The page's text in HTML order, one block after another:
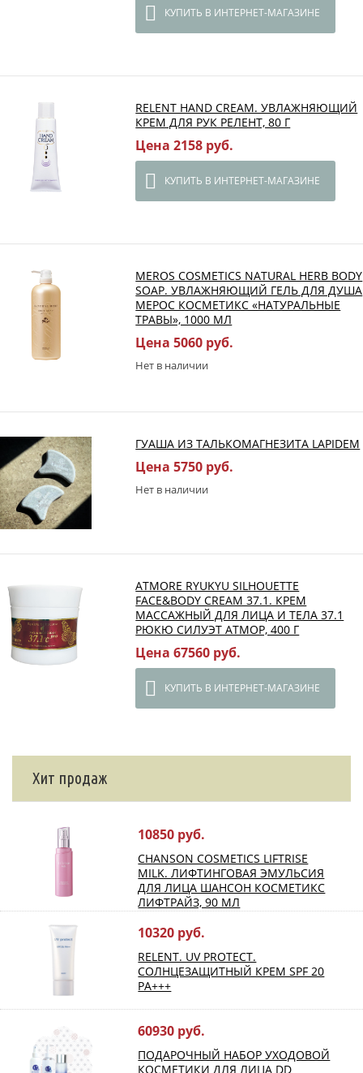
КУПИТЬ В ИНТЕРНЕТ-МАГАЗИНЕ
RELENT HAND CREAM. УВЛАЖНЯЮЩИЙ
КРЕМ ДЛЯ РУК РЕЛЕНТ, 80 Г
Цена 2158 руб.
КУПИТЬ В ИНТЕРНЕТ-МАГАЗИНЕ
MEROS COSMETICS NATURAL HERB BODY
SOAP. УВЛАЖНЯЮЩИЙ ГЕЛЬ ДЛЯ ДУША
МЕРОС КОСМЕТИКС «НАТУРАЛЬНЫЕ
ТРАВЫ», 1000 МЛ
Цена 5060 руб.
Нет в наличии
ГУАША ИЗ ТАЛЬКОМАГНЕЗИТА LAPIDEM
Цена 5750 руб.
Нет в наличии
ATMORE RYUKYU SILHOUETTE
FACE&BODY CREAM 37.1. КРЕМ
МАССАЖНЫЙ ДЛЯ ЛИЦА И ТЕЛА 37.1
РЮКЮ СИЛУЭТ АТМОР, 400 Г
Цена 67560 руб.
КУПИТЬ В ИНТЕРНЕТ-МАГАЗИНЕ
Хит продаж
10850 руб.
CHANSON COSMETICS LIFTRISE
MILK. ЛИФТИНГОВАЯ ЭМУЛЬСИЯ
ДЛЯ ЛИЦА ШАНСОН КОСМЕТИКС
ЛИФТРАЙЗ, 90 МЛ
10320 руб.
RELENT. UV PROTECT.
СОЛНЦЕЗАЩИТНЫЙ КРЕМ SPF 20
PA+++
60930 руб.
ПОДАРОЧНЫЙ НАБОР УХОДОВОЙ
КОСМЕТИКИ ДЛЯ ЛИЦА DD